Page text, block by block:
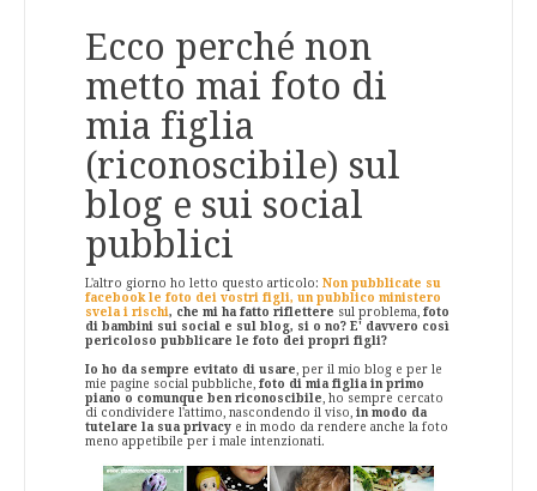
Ecco perché non
metto mai foto di
mia figlia
(riconoscibile) sul
blog e sui social
pubblici
L'altro giorno ho letto questo articolo: Non pubblicate su
facebook le foto dei vostri figli, un pubblico ministero
svela i rischi, che mi ha fatto riflettere sul problema, foto
di bambini sui social e sul blog, si o no? E' davvero così
pericoloso pubblicare le foto dei propri figli?
Io ho da sempre evitato di usare , per il mio blog e per le
mie pagine social pubbliche, foto di mia figlia in primo
piano o comunque ben riconoscibile , ho sempre cercato
di condividere l'attimo, nascondendo il viso, in modo da
tutelare la sua privacy e in modo da rendere anche la foto
meno appetibile per i male intenzionati.